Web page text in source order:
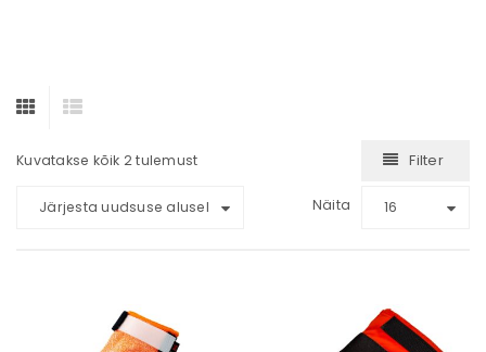
Kuvatakse kõik 2 tulemust Filter
Järjesta uudsuse alusel Näita 16